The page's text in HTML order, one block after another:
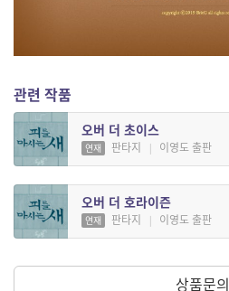
관련 작품
오버 더 초이스
연재 판타지 | 이영도 출판
오버 더 호라이즌
연재 판타지 | 이영도 출판
상품문의